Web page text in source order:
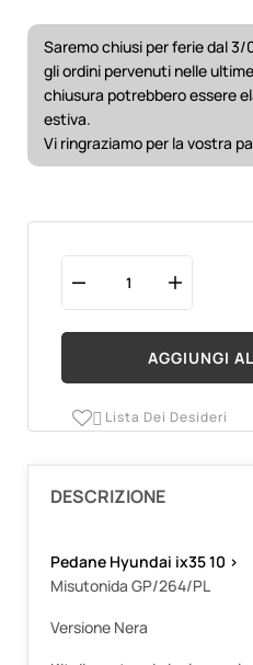
Saremo chiusi per ferie dal
gli ordini pervenuti nelle
chiusura potrebbero essere
estiva.
Vi ringraziamo per la vostra
AGGIUNGI
 Lista Dei Desideri
DESCRIZIONE
Pedane Hyundai ix35 10 >
Misutonida GP/264/PL
Versione Nera